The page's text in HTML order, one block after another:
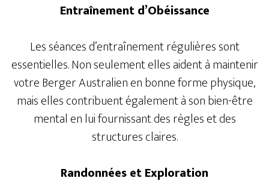
Entraînement d’Obéissance
Les séances d’entraînement régulières sont
essentielles. Non seulement elles aident à maintenir
votre Berger Australien en bonne forme physique,
mais elles contribuent également à son bien-être
mental en lui fournissant des règles et des
structures claires.
Randonnées et Exploration